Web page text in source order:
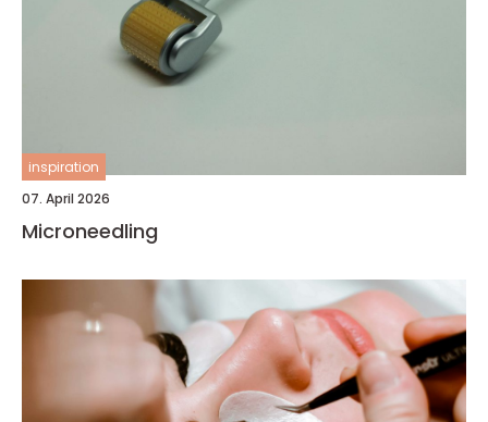
inspiration
07. April 2026
Microneedling